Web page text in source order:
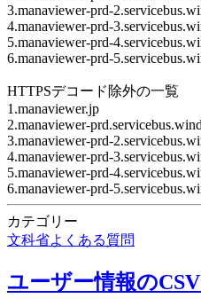
3.manaviewer-prd-
4.manaviewer-prd-
5.manaviewer-prd-
6.manaviewer-prd-
HTTPSデコード除外の一覧
1.manaviewer.jp
2.manaviewer-
3.manaviewer-prd-
4.manaviewer-prd-
5.manaviewer-prd-
6.manaviewer-prd-
カテゴリー
文科省よくある質問
ユーザー情報の